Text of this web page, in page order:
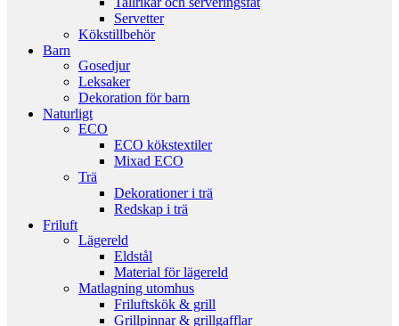
Servetter
Kökstillbehör
Barn
Gosedjur
Leksaker
Dekoration för barn
Naturligt
ECO
ECO kökstextiler
Mixad ECO
Trä
Dekorationer i trä
Redskap i trä
Friluft
Lägereld
Eldstål
Material för lägereld
Matlagning utomhus
Friluftskök & grill
Grillpinnar & grillgafflar